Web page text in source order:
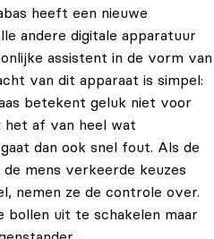
heeft een nieuwe
andere digitale apparatuur
assistent in de vorm van
van dit apparaat is simpel:
betekent geluk niet voor
het af van heel wat
dan ook snel fout. Als de
mens verkeerde keuzes
nemen ze de controle over.
bollen uit te schakelen maar